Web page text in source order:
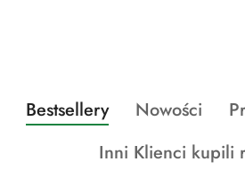
Pomiń karuzelę produktów
Produkty
o
Bestsellery
Produkty
statusie:
Nowości
Produkty
Inni Klienci kupili